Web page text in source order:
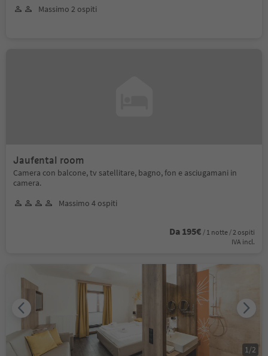
Massimo 2 ospiti
Jaufental room
Camera con balcone, tv satellitare, bagno, fon e asciugamani in
camera.
Massimo 4 ospiti
Da 195€ / 1 notte / 2 ospiti
IVA incl.
1 /2